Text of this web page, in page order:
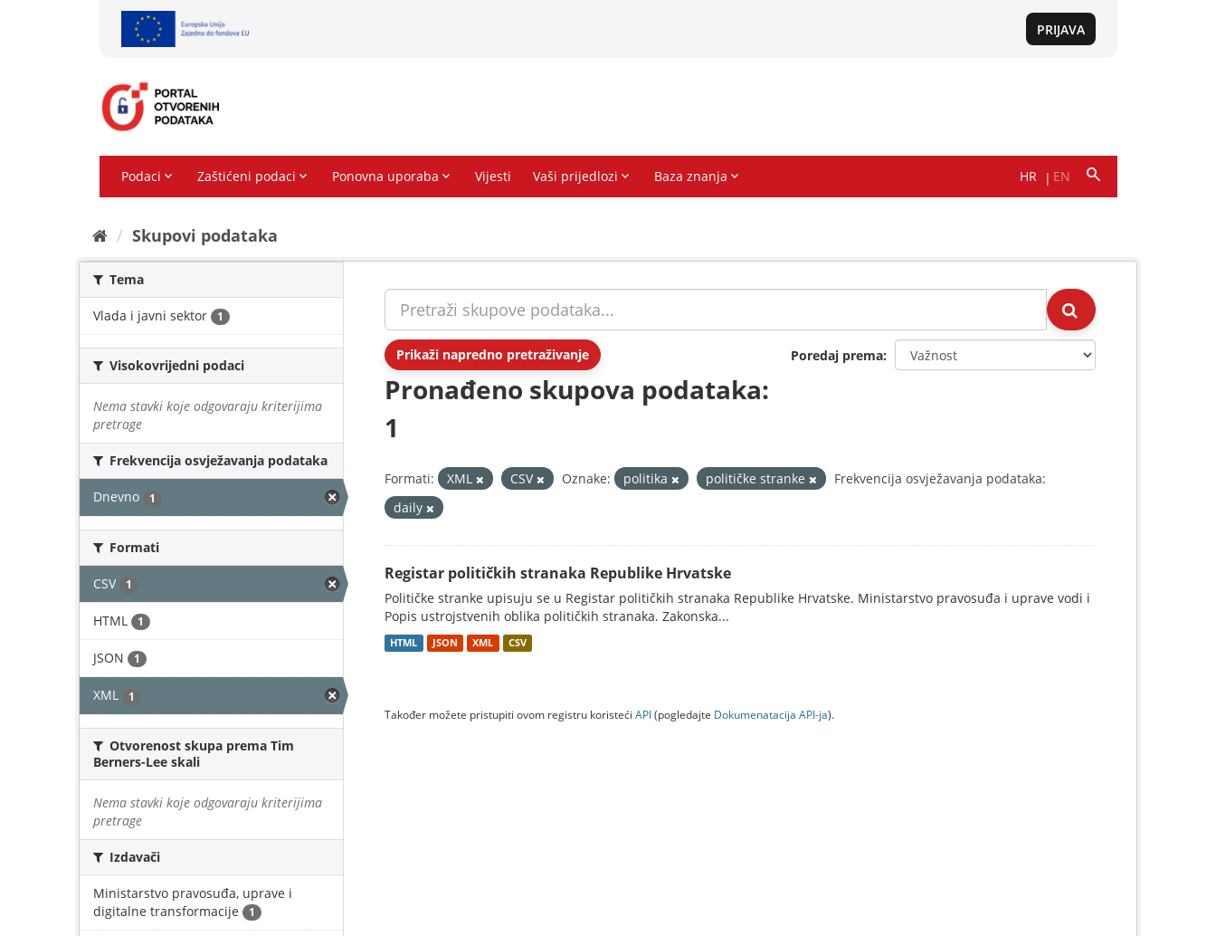
Skupovi podаtаkа
Tema
Vlada i javni sektor 1
Visokovrijedni podaci
Nema stavki koje odgovaraju kriterijima
pretrage
Frekvencija osvježavanja podataka
Dnevno 1
Formati
CSV 1
HTML 1
JSON 1
XML 1
Otvorenost skupa prema Tim
Berners-Lee skali
Nema stavki koje odgovaraju kriterijima
pretrage
Izdavači
Ministarstvo pravosuđa, uprave i
digitalne transformacije
1
Prikaži napredno pretraživanje Poredaj prema
Pronađeno skupova podataka:
1
Formati: XML CSV Oznake: politika političke stranke
Frekvencija osvježavanja podataka:
daily
Registar političkih stranaka Republike Hrvatske
Političke stranke upisuju se u Registar političkih stranaka Republike Hrvatske. Ministarstvo pravosuđa i uprave vodi i
Popis ustrojstvenih oblika političkih stranaka. Zakonska...
HTML JSON XML CSV
Također možete pristupiti ovom registru koristeći API(pogledajte Dokumenаtаcijа API-jа).